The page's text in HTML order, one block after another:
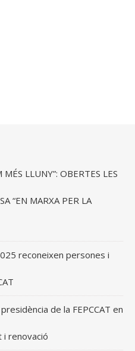
LLUNY”: OBERTES LES
“EN MARXA PER LA
reconeixen persones i
de la FEPCCAT en
i renovació